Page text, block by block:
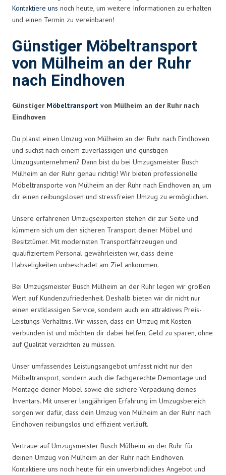
Kontaktiere uns noch heute, um weitere Informationen zu erhalten
und einen Termin zu vereinbaren!
Günstiger Möbeltransport
von Mülheim an der Ruhr
nach Eindhoven
Günstiger Möbeltransport von Mülheim an der Ruhr nach
Eindhoven
Du planst einen Umzug von Mülheim an der Ruhr nach Eindhoven
und suchst nach einem zuverlässigen und günstigen
Umzugsunternehmen? Dann bist du bei Umzugsmeister Busch
Mülheim an der Ruhr genau richtig! Wir bieten professionelle
Möbeltransporte von Mülheim an der Ruhr nach Eindhoven an, um
dir einen reibungslosen und stressfreien Umzug zu ermöglichen.
Unsere erfahrenen Umzugsexperten stehen dir zur Seite und
kümmern sich um den sicheren Transport deiner Möbel und
Besitztümer. Mit modernsten Transportfahrzeugen und
qualifiziertem Personal gewährleisten wir, dass deine
Habseligkeiten unbeschadet am Ziel ankommen.
Bei Umzugsmeister Busch Mülheim an der Ruhr legen wir großen
Wert auf Kundenzufriedenheit. Deshalb bieten wir dir nicht nur
einen erstklassigen Service, sondern auch ein attraktives Preis-
Leistungs-Verhältnis. Wir wissen, dass ein Umzug mit Kosten
verbunden ist und möchten dir dabei helfen, Geld zu sparen, ohne
auf Qualität verzichten zu müssen.
Unser umfassendes Leistungsangebot umfasst nicht nur den
Möbeltransport, sondern auch die fachgerechte Demontage und
Montage deiner Möbel sowie die sichere Verpackung deines
Inventars. Mit unserer langjährigen Erfahrung im Umzugsbereich
sorgen wir dafür, dass dein Umzug von Mülheim an der Ruhr nach
Eindhoven reibungslos und effizient verläuft.
Vertraue auf Umzugsmeister Busch Mülheim an der Ruhr für
deinen Umzug von Mülheim an der Ruhr nach Eindhoven.
Kontaktiere uns noch heute für ein unverbindliches Angebot und